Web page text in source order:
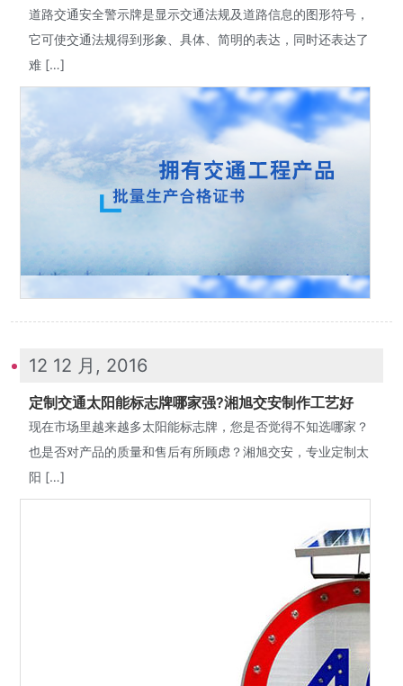
道路交通安全警示牌是显示交通法规及道路信息的图形符号，
它可使交通法规得到形象、具体、简明的表达，同时还表达了
难 […]
12 12 月, 2016
​定制交通太阳能标志牌哪家强?湘旭交安制作工艺好
现在市场里越来越多太阳能标志牌，您是否觉得不知选哪家？
也是否对产品的质量和售后有所顾虑？湘旭交安，专业定制太
阳 […]